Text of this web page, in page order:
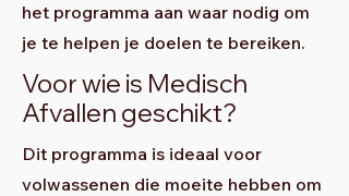
het programma aan waar nodig om
je te helpen je doelen te bereiken.
Voor wie is Medisch
Afvallen geschikt?
Dit programma is ideaal voor
volwassenen die moeite hebben om